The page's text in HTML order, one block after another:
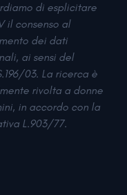
di esplicitare
il consenso al
dei dati
ai sensi del
03. La ricerca è
rivolta a donne
in accordo con la
L.903/77.